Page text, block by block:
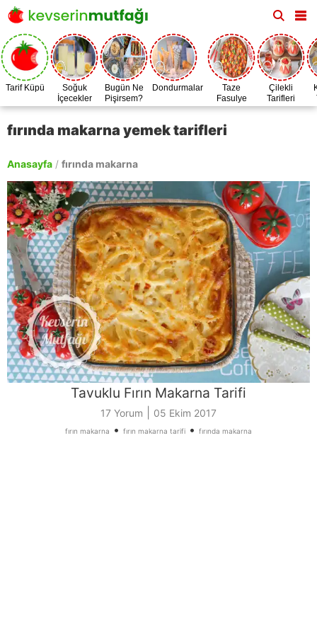
Tarif Küpü
Soğuk
İçecekler
Bugün Ne
Pişirsem?
Dondurmalar
Taze
Fasulye
Zamanı
Çilekli
Tarifleri
fırında makarna yemek tarifleri
Anasayfa / fırında makarna
Tavuklu Fırın Makarna Tarifi
17 Yorum 05 Ekim 2017
fırın makarna • fırın makarna tarifi • fırında makarna